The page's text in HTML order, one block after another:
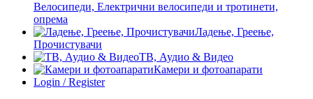
Велосипеди, Електрични велосипеди и тротинети,
опрема
Ладење, Греење,
Прочистувачи
ТВ, Аудио & Видео
Камери и фотоапарати
Login / Register